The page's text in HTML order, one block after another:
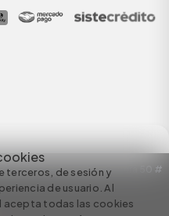
terceros, de sesión y
de usuario. Al
acepta todas las cookies
6 Dirección: Carrera 50 #